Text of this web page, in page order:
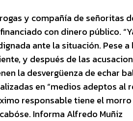
y compañía de señoritas
con dinero público.
ante la situación. Pese a
y después de las
la desvergüenza de echar
en “medios adeptos al
responsable tiene el
Informa Alfredo Muñiz